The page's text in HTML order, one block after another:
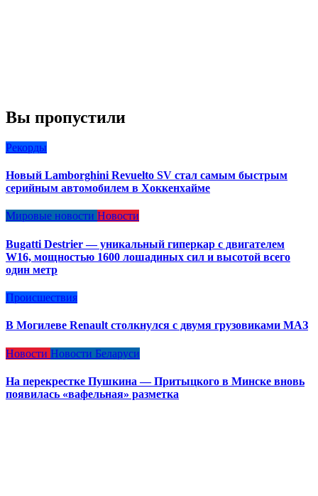
Вы пропустили
Рекорды
Новый Lamborghini Revuelto SV стал самым быстрым
серийным автомобилем в Хоккенхайме
Мировые новости Новости
Bugatti Destrier — уникальный гиперкар с двигателем
W16, мощностью 1600 лошадиных сил и высотой всего
один метр
Происшествия
В Могилеве Renault столкнулся с двумя грузовиками МАЗ
Новости Новости Беларуси
На перекрестке Пушкина — Притыцкого в Минске вновь
появилась «вафельная» разметка